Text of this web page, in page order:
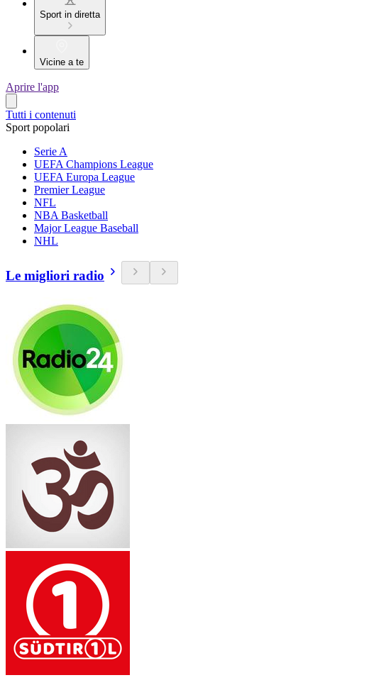
Sport in diretta
Vicine a te
Aprire l'app
Tutti i contenuti
Sport popolari
Serie A
UEFA Champions League
UEFA Europa League
Premier League
NFL
NBA Basketball
Major League Baseball
NHL
Le migliori radio